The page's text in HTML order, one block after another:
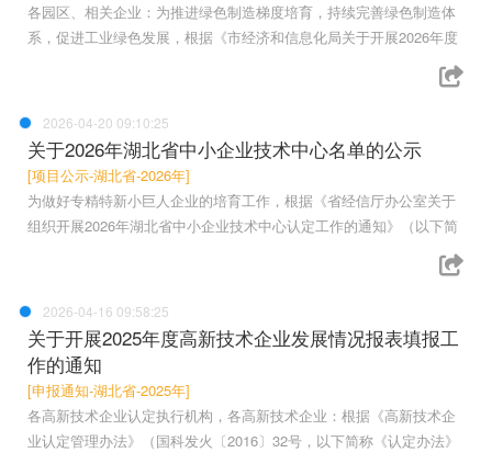
各园区、相关企业：为推进绿色制造梯度培育，持续完善绿色制造体
系，促进工业绿色发展，根据《市经济和信息化局关于开展2026年度
2026-04-20 09:10:25
关于2026年湖北省中小企业技术中心名单的公示
[项目公示-湖北省-2026年]
为做好专精特新小巨人企业的培育工作，根据《省经信厅办公室关于
组织开展2026年湖北省中小企业技术中心认定工作的通知》（以下简
2026-04-16 09:58:25
关于开展2025年度高新技术企业发展情况报表填报工
作的通知
[申报通知-湖北省-2025年]
各高新技术企业认定执行机构，各高新技术企业：根据《高新技术企
业认定管理办法》（国科发火〔2016〕32号，以下简称《认定办法》